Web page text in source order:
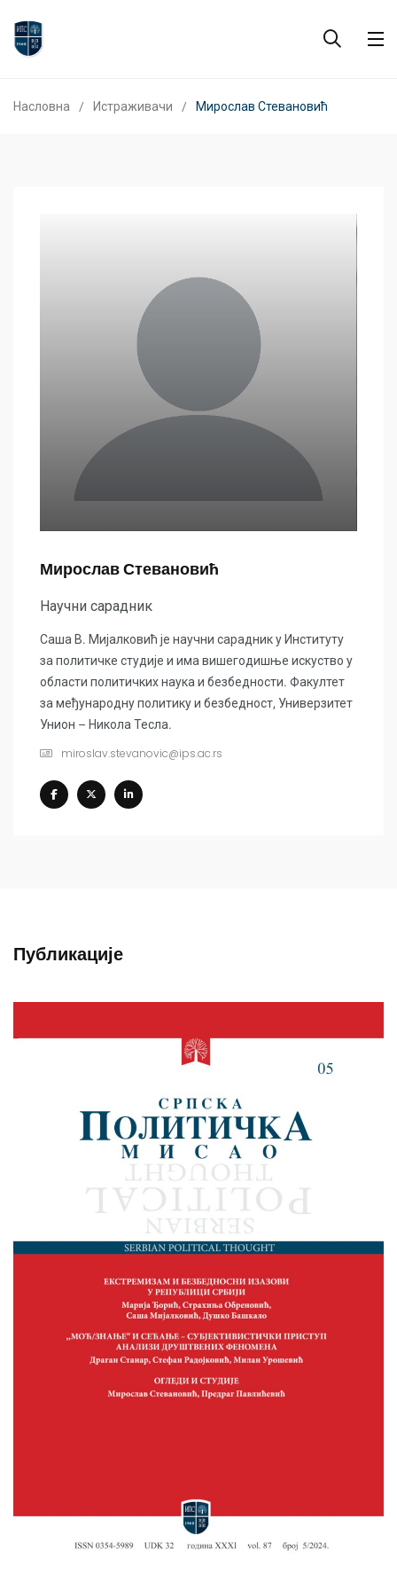
Насловна Истраживачи Мирослав Стевановић
Мирослав Стевановић
Научни сарадник
Саша В. Мијалковић је научни сарадник у Институту
за политичке студије и има вишегодишње искуство у
области политичких наука и безбедности. Факултет
за међународну политику и безбедност, Универзитет
Унион – Никола Тесла.
miroslav.stevanovic@ips.ac.rs
Публикације